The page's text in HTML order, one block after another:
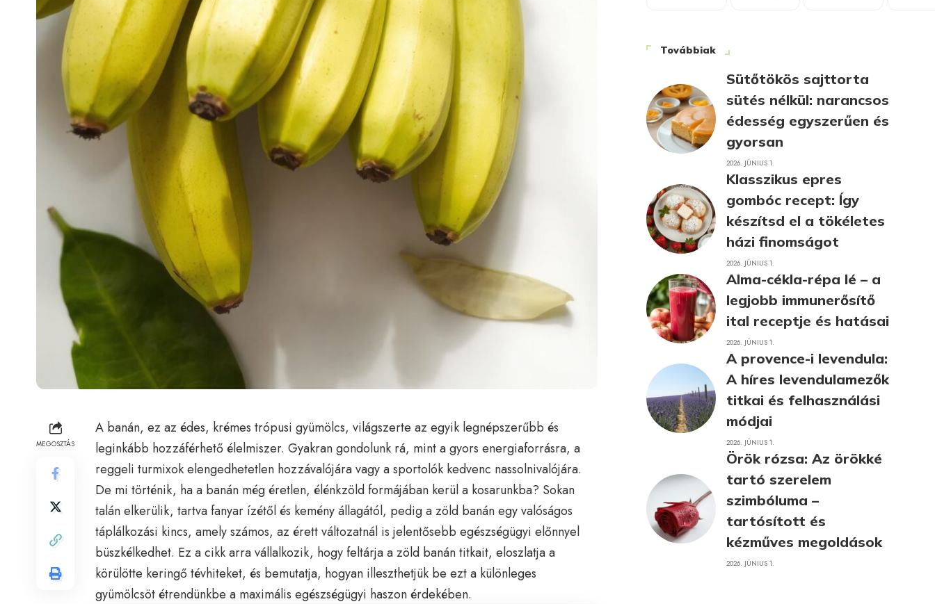
MEGOSZTÁS
A banán, ez az édes, krémes trópusi gyümölcs, világszerte az egyik legnépszerűbb és
leginkább hozzáférhető élelmiszer. Gyakran gondolunk rá, mint a gyors energiaforrásra, a
reggeli turmixok elengedhetetlen hozzávalójára vagy a sportolók kedvenc nassolnivalójára.
De mi történik, ha a banán még éretlen, élénkzöld formájában kerül a kosarunkba? Sokan
talán elkerülik, tartva fanyar ízétől és kemény állagától, pedig a zöld banán egy valóságos
táplálkozási kincs, amely számos, az érett változatnál is jelentősebb egészségügyi előnnyel
büszkélkedhet. Ez a cikk arra vállalkozik, hogy feltárja a zöld banán titkait, eloszlatja a
körülötte keringő tévhiteket, és bemutatja, hogyan illeszthetjük be ezt a különleges
gyümölcsöt étrendünkbe a maximális egészségügyi haszon érdekében.
Továbbiak
Sütőtökös sajttorta
sütés nélkül: narancsos
édesség egyszerűen és
gyorsan
2026. JÚNIUS 1.
Klasszikus epres
gombóc recept: Így
készítsd el a tökéletes
házi finomságot
2026. JÚNIUS 1.
Alma-cékla-répa lé – a
legjobb immunerősítő
ital receptje és hatásai
2026. JÚNIUS 1.
A provence-i levendula:
A híres levendulamezők
titkai és felhasználási
módjai
2026. JÚNIUS 1.
Örök rózsa: Az örökké
tartó szerelem
szimbóluma –
tartósított és
kézműves megoldások
2026. JÚNIUS 1.